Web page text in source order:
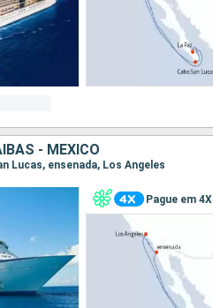
- MEXICO
Lucas, ensenada, Los Angeles
Pague em 4X